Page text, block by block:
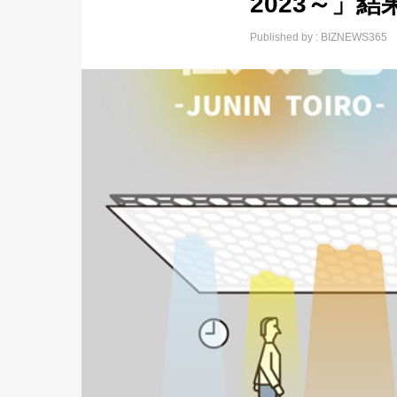
Published by : BIZNEWS365